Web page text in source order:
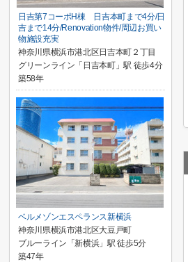
日吉第7コーポH棟 日吉本町まで4分/日
吉まで14分/Renovation物件/周辺お買い
物施設充実
神奈川県横浜市港北区日吉本町２丁目
グリーンライン「日吉本町」駅 徒歩4分
築58年
ベルメゾンエスペランス新横浜
神奈川県横浜市港北区大豆戸町
ブルーライン「新横浜」駅 徒歩5分
築47年